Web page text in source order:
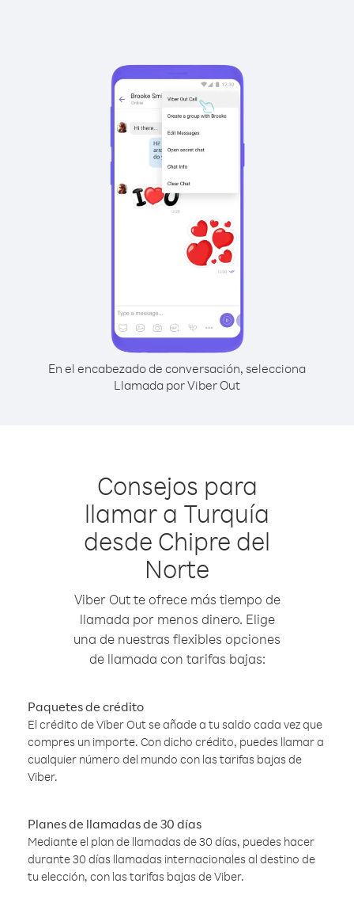
En el encabezado de conversación, selecciona
Llamada por Viber Out
Consejos para
llamar a Turquía
desde Chipre del
Norte
Viber Out te ofrece más tiempo de
llamada por menos dinero. Elige
una de nuestras flexibles opciones
de llamada con tarifas bajas:
Paquetes de crédito
El crédito de Viber Out se añade a tu saldo cada vez que
compres un importe. Con dicho crédito, puedes llamar a
cualquier número del mundo con las tarifas bajas de
Viber.
Planes de llamadas de 30 días
Mediante el plan de llamadas de 30 días, puedes hacer
durante 30 días llamadas internacionales al destino de
tu elección, con las tarifas bajas de Viber.